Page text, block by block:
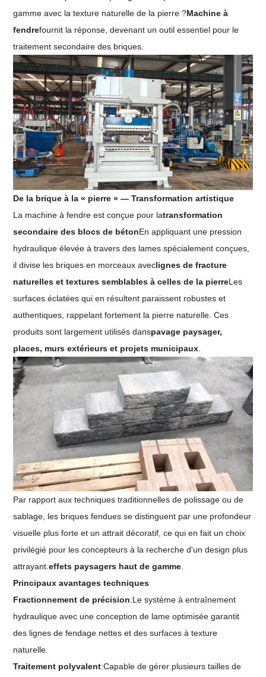
gamme avec la texture naturelle de la pierre ?Machine à
fendrefournit la réponse, devenant un outil essentiel pour le
traitement secondaire des briques.
De la brique à la « pierre » — Transformation artistique
La machine à fendre est conçue pour latransformation
secondaire des blocs de bétonEn appliquant une pression
hydraulique élevée à travers des lames spécialement conçues,
il divise les briques en morceaux aveclignes de fracture
naturelles et textures semblables à celles de la pierreLes
surfaces éclatées qui en résultent paraissent robustes et
authentiques, rappelant fortement la pierre naturelle. Ces
produits sont largement utilisés danspavage paysager,
places, murs extérieurs et projets municipaux
Par rapport aux techniques traditionnelles de polissage ou de
sablage, les briques fendues se distinguent par une profondeur
visuelle plus forte et un attrait décoratif, ce qui en fait un choix
privilégié pour les concepteurs à la recherche d'un design plus
attrayant.effets paysagers haut de gamme.
Principaux avantages techniques
Fractionnement de précision:Le système à entraînement
hydraulique avec une conception de lame optimisée garantit
des lignes de fendage nettes et des surfaces à texture
naturelle.
Traitement polyvalent:Capable de gérer plusieurs tailles de